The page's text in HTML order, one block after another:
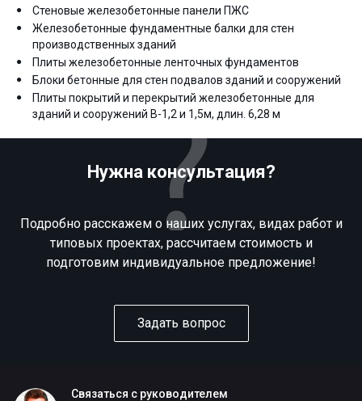
Стеновые железобетонные панели ПЖС
Железобетонные фундаментные балки для стен
производственных зданий
Плиты железобетонные ленточных фундаментов
Блоки бетонные для стен подвалов зданий и сооружений
Плиты покрытий и перекрытий железобетонные для
зданий и сооружений В-1,2 и 1,5м, длин. 6,28 м
Нужна консультация?
Подробно расскажем о наших услугах, видах работ и
типовых проектах, рассчитаем стоимость и
подготовим индивидуальное предложение!
Задать вопрос
Связаться с руководителем